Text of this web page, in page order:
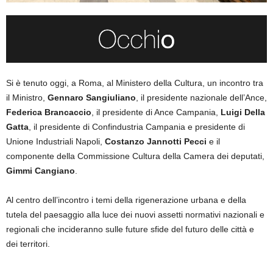
Si è tenuto oggi, a Roma, al Ministero della Cultura, un incontro tra
il Ministro, Gennaro Sangiuliano , il presidente nazionale dell’Ance,
Federica Brancaccio , il presidente di Ance Campania, Luigi Della
Gatta , il presidente di Confindustria Campania e presidente di
Unione Industriali Napoli, Costanzo Jannotti Pecci e il
componente della Commissione Cultura della Camera dei deputati,
Gimmi Cangiano
Al centro dell’incontro i temi della rigenerazione urbana e della
tutela del paesaggio alla luce dei nuovi assetti normativi nazionali e
regionali che incideranno sulle future sfide del futuro delle città e
dei territori.